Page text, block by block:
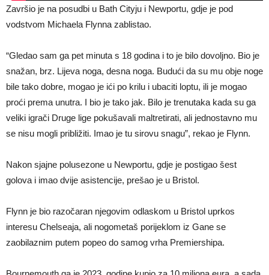
Završio je na posudbi u Bath Cityju i Newportu, gdje je pod
vodstvom Michaela Flynna zablistao.
“Gledao sam ga pet minuta s 18 godina i to je bilo dovoljno. Bio je
snažan, brz. Lijeva noga, desna noga. Budući da su mu obje noge
bile tako dobre, mogao je ići po krilu i ubaciti loptu, ili je mogao
proći prema unutra. I bio je tako jak. Bilo je trenutaka kada su ga
veliki igrači Druge lige pokušavali maltretirati, ali jednostavno mu
se nisu mogli približiti. Imao je tu sirovu snagu”, rekao je Flynn.
Nakon sjajne polusezone u Newportu, gdje je postigao šest
golova i imao dvije asistencije, prešao je u Bristol.
Flynn je bio razočaran njegovim odlaskom u Bristol uprkos
interesu Chelseaja, ali nogometaš porijeklom iz Gane se
zaobilaznim putem popeo do samog vrha Premiershipa.